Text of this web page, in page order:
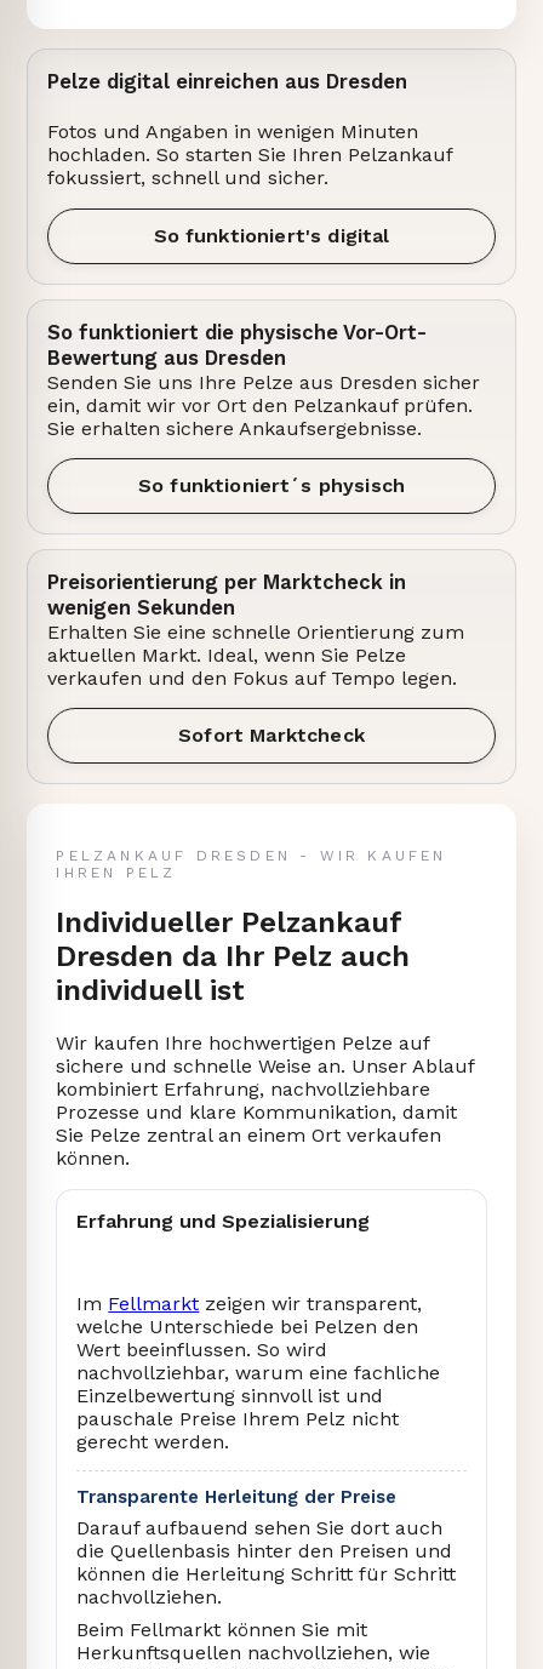
Pelze digital einreichen aus Dresden
Fotos und Angaben in wenigen Minuten
hochladen. So starten Sie Ihren Pelzankauf
fokussiert, schnell und sicher.
So funktioniert's digital
So funktioniert die physische Vor-Ort-
Bewertung aus Dresden
Senden Sie uns Ihre Pelze aus Dresden sicher
ein, damit wir vor Ort den Pelzankauf prüfen.
Sie erhalten sichere Ankaufsergebnisse.
So funktioniert´s physisch
Preisorientierung per Marktcheck in
wenigen Sekunden
Erhalten Sie eine schnelle Orientierung zum
aktuellen Markt. Ideal, wenn Sie Pelze
verkaufen und den Fokus auf Tempo legen.
Sofort Marktcheck
PELZANKAUF DRESDEN - WIR KAUFEN
IHREN PELZ
Individueller Pelzankauf
Dresden da Ihr Pelz auch
individuell ist
Wir kaufen Ihre hochwertigen Pelze auf
sichere und schnelle Weise an. Unser Ablauf
kombiniert Erfahrung, nachvollziehbare
Prozesse und klare Kommunikation, damit
Sie Pelze zentral an einem Ort verkaufen
können.
Erfahrung und Spezialisierung
Im Fellmarkt zeigen wir transparent,
welche Unterschiede bei Pelzen den
Wert beeinflussen. So wird
nachvollziehbar, warum eine fachliche
Einzelbewertung sinnvoll ist und
pauschale Preise Ihrem Pelz nicht
gerecht werden.
Transparente Herleitung der Preise
Darauf aufbauend sehen Sie dort auch
die Quellenbasis hinter den Preisen und
können die Herleitung Schritt für Schritt
nachvollziehen.
Beim Fellmarkt können Sie mit
Herkunftsquellen nachvollziehen, wie